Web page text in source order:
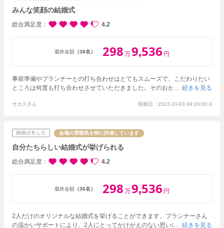
みんな笑顔の結婚式
総合満足度 4.2
最終金額 （38名） 298 万9,536 円
事前準備やプランナーとの打ち合わせはとてもスムーズで、こだわりたい
ところは何度も打ち合わせさせていただきました。そのおかげで、二人ら
ュッフェのおもてなしをした場面があったのですが、そこが特に好評でし
続きを見る
サカスさん 投稿日：2022-10-03 09:24:00.0
会場の雰囲気を特に評価しています
自分たちらしい結婚式が挙げられる
総合満足度 4.2
最終金額 （36名） 298 万9,536 円
2人だけのオリジナルな結婚式を挙げることができます。プランナーさん
の温かいサポートにより、2人にとってかけがえのない思い出を作ること
続きを見る